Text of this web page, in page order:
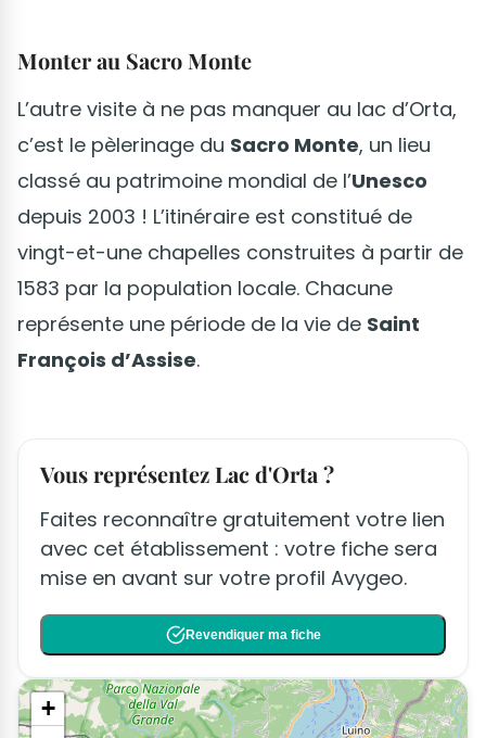
Monter au Sacro Monte
L’autre visite à ne pas manquer au lac d’Orta,
c’est le pèlerinage du Sacro Monte, un lieu
classé au patrimoine mondial de l’Unesco
depuis 2003 ! L’itinéraire est constitué de
vingt-et-une chapelles construites à partir de
1583 par la population locale. Chacune
représente une période de la vie de Saint
François d’Assise.
Vous représentez Lac d'Orta ?
Faites reconnaître gratuitement votre lien
avec cet établissement : votre fiche sera
mise en avant sur votre profil Avygeo.
Revendiquer ma fiche
+